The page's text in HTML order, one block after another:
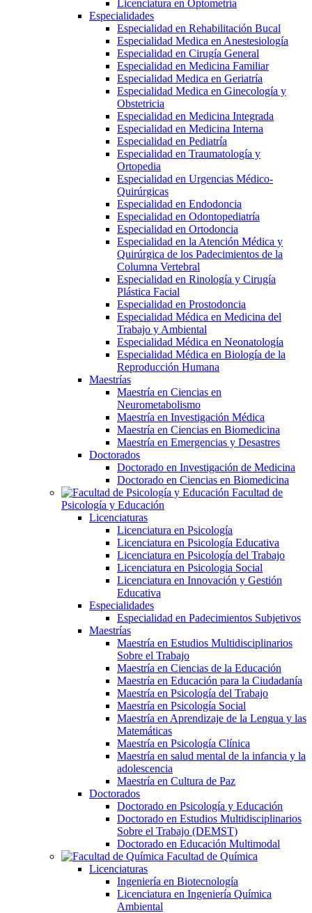
Licenciatura en Optometría
Especialidades
Especialidad en Rehabilitación Bucal
Especialidad Medica en Anestesiología
Especialidad en Cirugía General
Especialidad en Medicina Familiar
Especialidad Medica en Geriatría
Especialidad Medica en Ginecología y
Obstetricia
Especialidad en Medicina Integrada
Especialidad en Medicina Interna
Especialidad en Pediatría
Especialidad en Traumatología y
Ortopedia
Especialidad en Urgencias Médico-
Quirúrgicas
Especialidad en Endodoncia
Especialidad en Odontopediatría
Especialidad en Ortodoncia
Especialidad en la Atención Médica y
Quirúrgica de los Padecimientos de la
Columna Vertebral
Especialidad en Rinología y Cirugía
Plástica Facial
Especialidad en Prostodoncia
Especialidad Médica en Medicina del
Trabajo y Ambiental
Especialidad Médica en Neonatología
Especialidad Médica en Biología de la
Reproducción Humana
Maestrías
Maestría en Ciencias en
Neurometabolismo
Maestría en Investigación Médica
Maestría en Ciencias en Biomedicina
Maestría en Emergencias y Desastres
Doctorados
Doctorado en Investigación de Medicina
Doctorado en Ciencias en Biomedicina
Facultad de
Psicología y Educación
Licenciaturas
Licenciatura en Psicología
Licenciatura en Psicología Educativa
Licenciatura en Psicología del Trabajo
Licenciatura en Psicologia Social
Licenciatura en Innovación y Gestión
Educativa
Especialidades
Especialidad en Padecimientos Subjetivos
Maestrías
Maestría en Estudios Multidisciplinarios
Sobre el Trabajo
Maestría en Ciencias de la Educación
Maestría en Educación para la Ciudadanía
Maestría en Psicología del Trabajo
Maestría en Psicología Social
Maestría en Aprendizaje de la Lengua y las
Matemáticas
Maestría en Psicología Clínica
Maestría en salud mental de la infancia y la
adolescencia
Maestría en Cultura de Paz
Doctorados
Doctorado en Psicología y Educación
Doctorado en Estudios Multidisciplinarios
Sobre el Trabajo (DEMST)
Doctorado en Educación Multimodal
Facultad de Química
Licenciaturas
Ingeniería en Biotecnología
Licenciatura en Ingeniería Química
Ambiental